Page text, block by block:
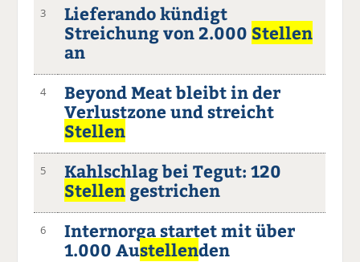
3
Lieferando kündigt
Streichung von 2.000 Stellen
an
4
Beyond Meat bleibt in der
Verlustzone und streicht
Stellen
5
Kahlschlag bei Tegut: 120
Stellen gestrichen
6
Internorga startet mit über
1.000 Austellenden